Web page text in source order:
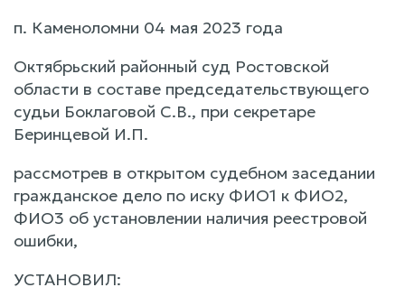
п. Каменоломни 04 мая 2023 года
Октябрьский районный суд Ростовской
области в составе председательствующего
судьи Боклаговой С.В., при секретаре
Беринцевой И.П.
рассмотрев в открытом судебном заседании
гражданское дело по иску ФИО1 к ФИО2,
ФИО3 об установлении наличия реестровой
ошибки,
УСТАНОВИЛ: